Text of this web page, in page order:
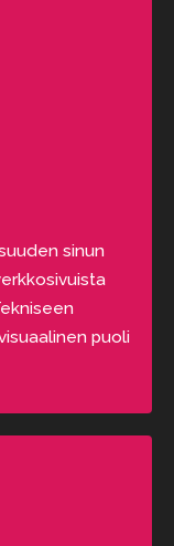
sinun
puoli